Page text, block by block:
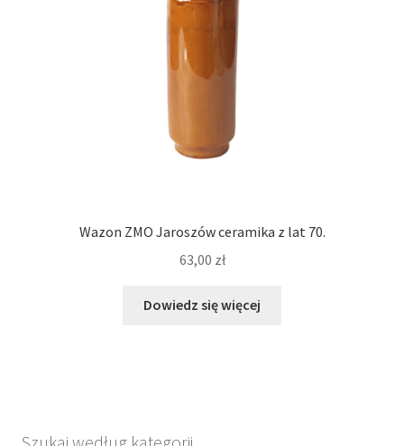
Wazon ZMO Jaroszów ceramika z lat 70.
63,00 zł
Dowiedz się więcej